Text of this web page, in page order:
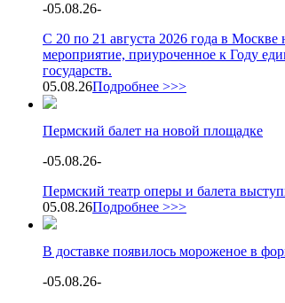
-05.08.26-
С 20 по 21 августа 2026 года в
мероприятие, приуроченное к Году
государств.
05.08.26Подробнее >>>
Пермский балет на новой площадке
-05.08.26-
Пермский театр оперы и балета
05.08.26Подробнее >>>
В доставке появилось мороженое в
-05.08.26-